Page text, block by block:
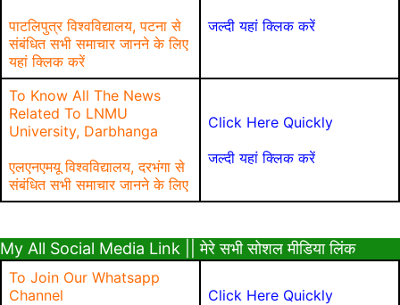
पाटलिपुत्र विश्वविद्यालय, पटना से
संबंधित सभी समाचार जानने के लिए
यहां क्लिक करें
जल्दी यहां क्लिक करें
To Know All The News
Related To LNMU
University, Darbhanga
एलएनएमयू विश्वविद्यालय, दरभंगा से
संबंधित सभी समाचार जानने के लिए
Click Here Quickly
जल्दी यहां क्लिक करें
My All Social Media Link || मेरे सभी सोशल मीडिया लिंक
To Join Our Whatsapp
Channel
Click Here Quickly